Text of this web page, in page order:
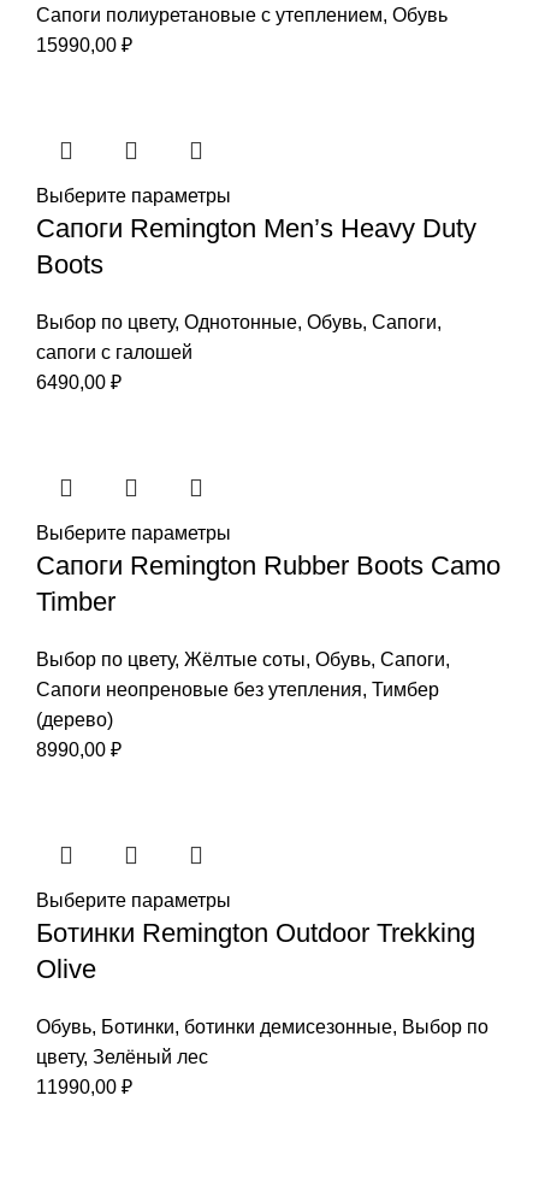
Сапоги полиуретановые с утеплением, Обувь
15990,00 ₽
Выберите параметры
Сапоги Remington Men’s Heavy Duty
Boots
Выбор по цвету, Однотонные, Обувь, Сапоги,
сапоги с галошей
6490,00 ₽
Выберите параметры
Сапоги Remington Rubber Boots Camo
Timber
Выбор по цвету, Жёлтые соты, Обувь, Сапоги,
Сапоги неопреновые без утепления, Тимбер
(дерево)
8990,00 ₽
Выберите параметры
Ботинки Remington Outdoor Trekking
Olive
Обувь, Ботинки, ботинки демисезонные, Выбор по
цвету, Зелёный лес
11990,00 ₽